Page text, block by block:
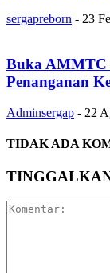
sergapreborn - 23
Buka AMMTC
Penanganan
Adminsergap - 22
TIDAK ADA